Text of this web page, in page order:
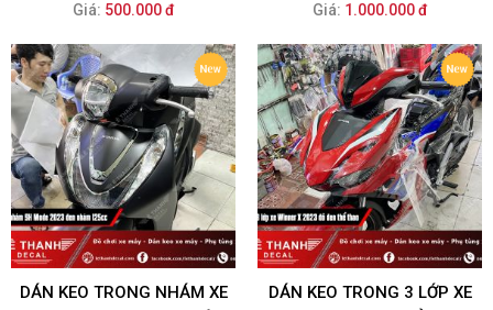
Giá: 500.000 đ Giá: 1.000.000 đ
DÁN KEO TRONG NHÁM XE
DÁN KEO TRONG 3 LỚP XE